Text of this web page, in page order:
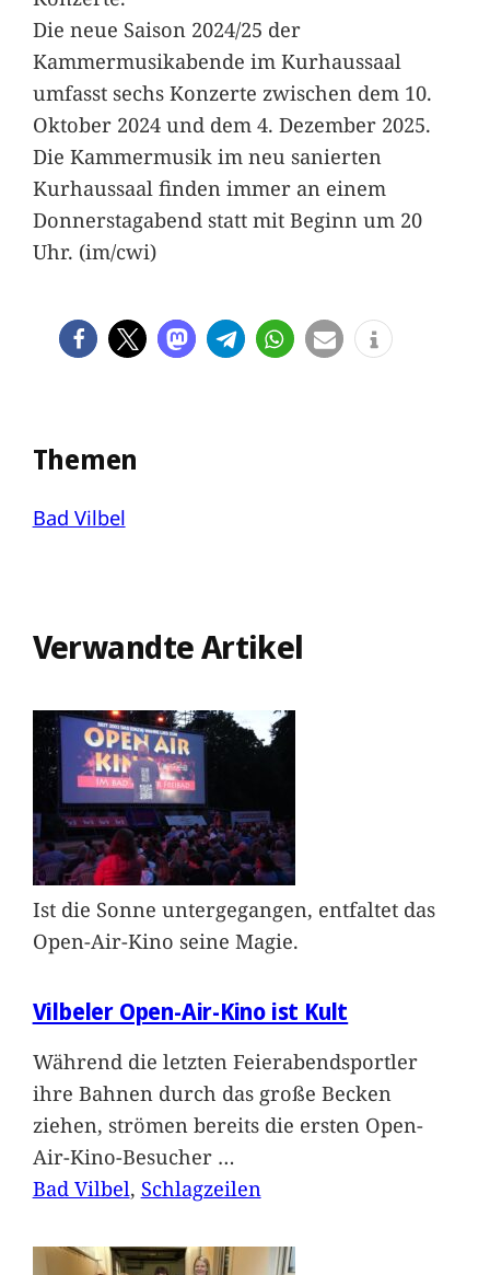
Die neue Saison 2024/25 der
Kammermusikabende im Kurhaussaal
umfasst sechs Konzerte zwischen dem 10.
Oktober 2024 und dem 4. Dezember 2025.
Die Kammermusik im neu sanierten
Kurhaussaal finden immer an einem
Donnerstagabend statt mit Beginn um 20
Uhr. (im/cwi)
Themen
Bad Vilbel
Verwandte Artikel
Ist die Sonne untergegangen, entfaltet das
Open-Air-Kino seine Magie.
Vilbeler Open-Air-Kino ist Kult
Während die letzten Feierabendsportler
ihre Bahnen durch das große Becken
ziehen, strömen bereits die ersten Open-
Air-Kino-Besucher …
Bad Vilbel, Schlagzeilen